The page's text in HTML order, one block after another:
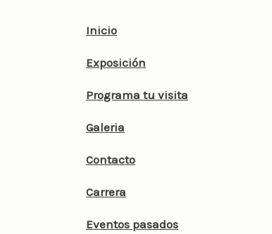
Inicio
Exposición
Programa tu visita
Galeria
Contacto
Carrera
Eventos pasados